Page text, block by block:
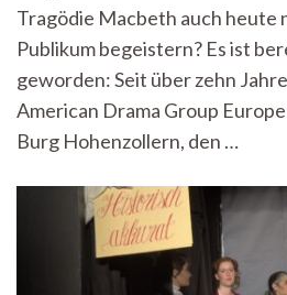
Tragödie Macbeth auch heute
Publikum begeistern? Es ist
geworden: Seit über zehn
American Drama Group
Burg Hohenzollern, den …